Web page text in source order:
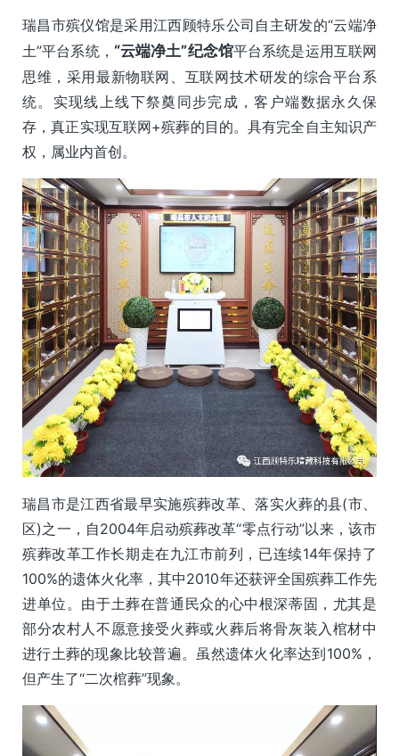
瑞昌市殡仪馆是采用江西顾特乐公司自主研发的“云端净
土”平台系统， “云端净土”纪念馆平台系统是运用互联网
思维，采用最新物联网、互联网技术研发的综合平台系
统。实现线上线下祭奠同步完成，客户端数据永久保
存，真正实现互联网+殡葬的目的。具有完全自主知识产
权，属业内首创。
瑞昌市是江西省最早实施殡葬改革、落实火葬的县(市、
区)之一，自2004年启动殡葬改革“零点行动”以来，该市
殡葬改革工作长期走在九江市前列，已连续14年保持了
100%的遗体火化率，其中2010年还获评全国殡葬工作先
进单位。由于土葬在普通民众的心中根深蒂固，尤其是
部分农村人不愿意接受火葬或火葬后将骨灰装入棺材中
进行土葬的现象比较普遍。虽然遗体火化率达到100%，
但产生了“二次棺葬”现象。